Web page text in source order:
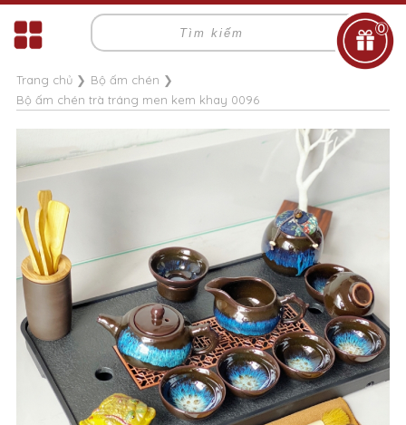
0
Trang chủ❯ Bộ ấm chén ❯
Bộ ấm chén trà tráng men kem khay 0096